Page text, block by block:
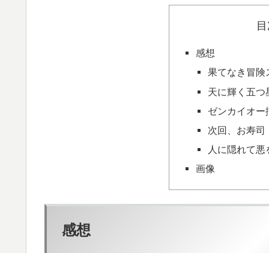
感想
果てなき冒険
天に輝く五つ
ゼンカイオー
次回、お寿司
人に隠れて悪
画像
感想